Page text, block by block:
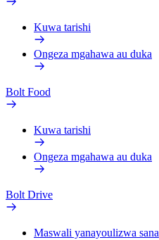
Kuwa tarishi
Ongeza mgahawa au duka
Bolt Food
Kuwa tarishi
Ongeza mgahawa au duka
Bolt Drive
Maswali yanayoulizwa sana